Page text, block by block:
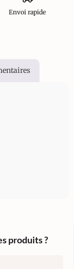
Envoi rapide
produits ?